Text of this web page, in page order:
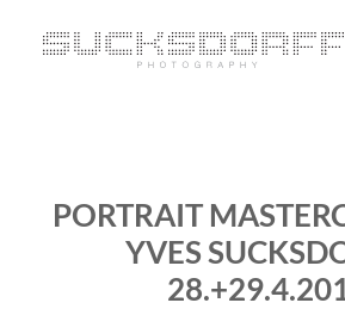
PORTRAIT
YVES